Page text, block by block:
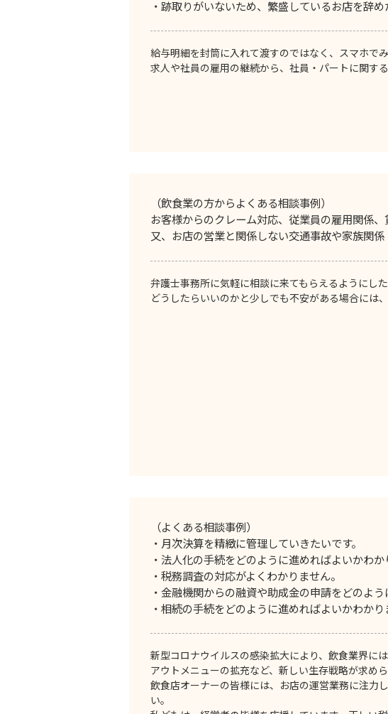
・跡取りがいないため、繁盛しているお店を辞め
給与明細を封筒に入れて渡すのではなく、スマホで
求人や社員の雇用の継続から、社員・パートに関す
（飲食業の方からよくある相談事例）
お客様からのクレーム対応、従業員の雇用関係
又、お店の営業と関係しない交通事故や家族関
弁護士事務所に気軽に相談に来てもらえるようにした
どうしたらいいのかと少しでも不安がある場合には
（よくある相談事例）
・月次決算を精緻に管理していきたいです。
・法人化の手続をどのように進めればよいかわか
・税務調査の対応がよくわかりません。
・金融機関からの融資や助成金の申請をどのよ
・相続の手続をどのように進めればよいかわかり
新型コロナウイルスの感染拡大により、飲食業界に
アウトメニューの拡充など、新しい生存戦略が求めら
飲食店オーナーの皆様には、お店の運営業務に注力
い。